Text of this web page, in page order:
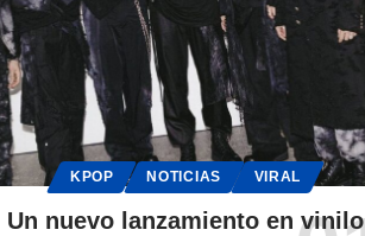
KPOP NOTICIAS VIRAL
Un nuevo lanzamiento en vinilo